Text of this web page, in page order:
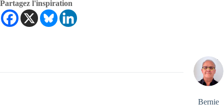
Partagez l'inspiration
Bernie